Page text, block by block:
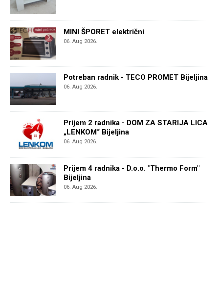
MINI ŠPORET električni
06. Aug 2026.
Potreban radnik - TECO PROMET Bijeljina
06. Aug 2026.
Prijem 2 radnika - DOM ZA STARIJA LICA
„LENKOM“ Bijeljina
06. Aug 2026.
Prijem 4 radnika - D.o.o. "Thermo Form"
Bijeljina
06. Aug 2026.